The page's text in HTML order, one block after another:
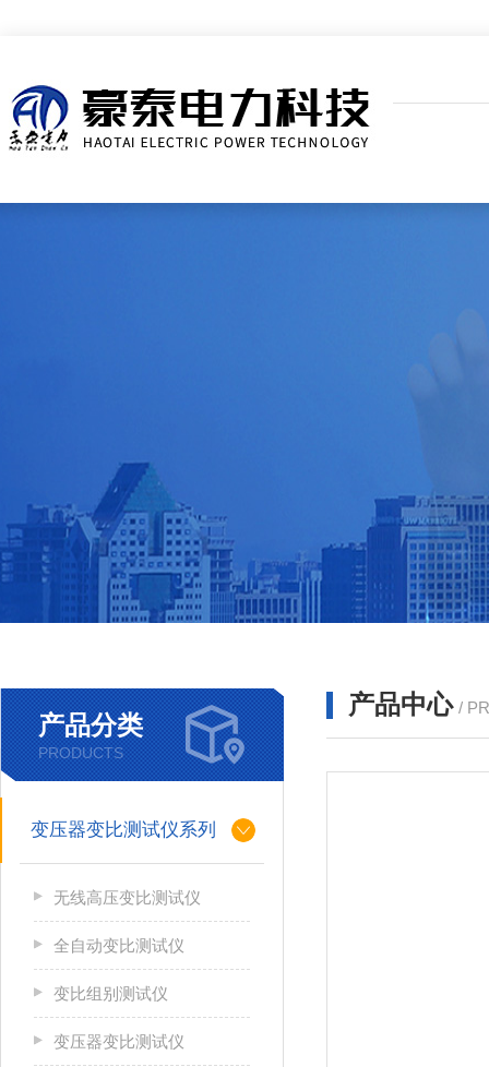
产品分类
PRODUCTS
变压器变比测试仪系列
无线高压变比测试仪
全自动变比测试仪
变比组别测试仪
变压器变比测试仪
产品中心 /